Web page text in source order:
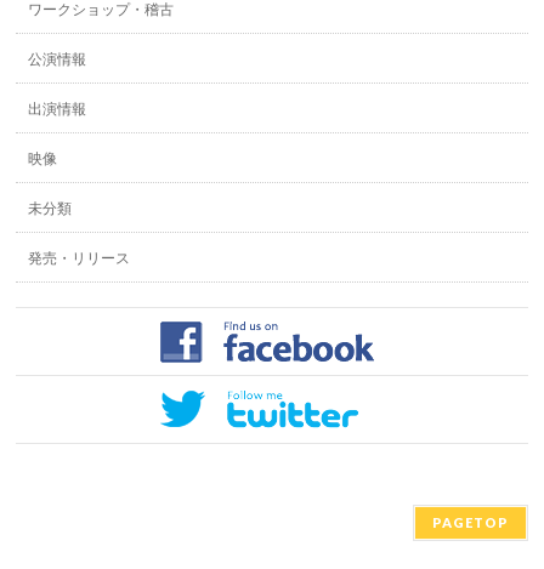
ワークショップ・稽古
公演情報
出演情報
映像
未分類
発売・リリース
PAGETOP